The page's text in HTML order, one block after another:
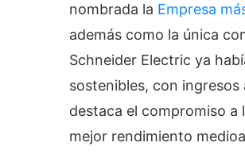
nombrada la Empresa
además como la única
Schneider Electric ya
sostenibles, con ingresos
destaca el compromiso a
mejor rendimiento